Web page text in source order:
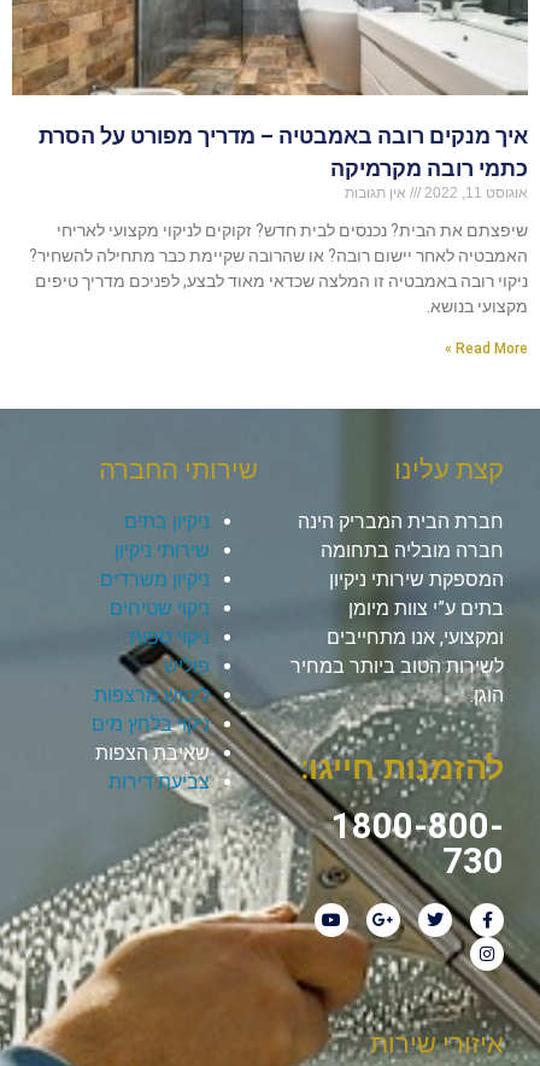
איך מנקים רובה באמבטיה – מדריך מפורט על הסרת
כתמי רובה מקרמיקה
אוגוסט 11, 2022 אין תגובות
שיפצתם את הבית? נכנסים לבית חדש? זקוקים לניקוי מקצועי לאריחי
האמבטיה לאחר יישום רובה? או שהרובה שקיימת כבר מתחילה להשחיר?
ניקוי רובה באמבטיה זו המלצה שכדאי מאוד לבצע, לפניכם מדריך טיפים
מקצועי בנושא.
Read More »
קצת עלינו
חברת הבית המבריק הינה
חברה מובליה בתחומה
המספקת שירותי ניקיון
בתים ע”י צוות מיומן
ומקצועי, אנו מתחייבים
לשירות הטוב ביותר במחיר
הוגן.
להזמנות חייגו:
1800-800-
730
שירותי החברה
ניקיון בתים
שירותי ניקיון
ניקיון משרדים
ניקוי שטיחים
ניקוי ספות
פוליש
ליטוש מרצפות
ניקוי בלחץ מים
שאיבת הצפות
צביעת דירות
איזורי שירות